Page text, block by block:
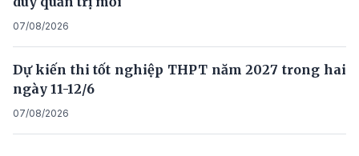
07/08/2026
Dự kiến thi tốt nghiệp THPT năm 2027 trong hai
ngày 11-12/6
07/08/2026